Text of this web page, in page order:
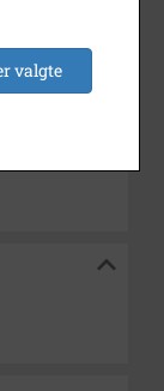
2050)
valgte